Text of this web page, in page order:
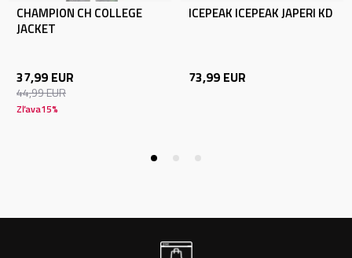
CHAMPION CH COLLEGE
JACKET
37,99 EUR
44,99EUR
Zľava15%
ICEPEAK ICEPEAK JAPERI KD
73,99 EUR